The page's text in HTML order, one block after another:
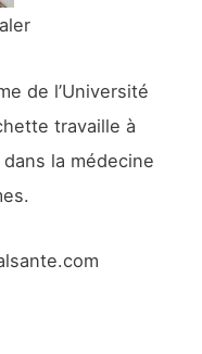
de l’Université
travaille à
la médecine